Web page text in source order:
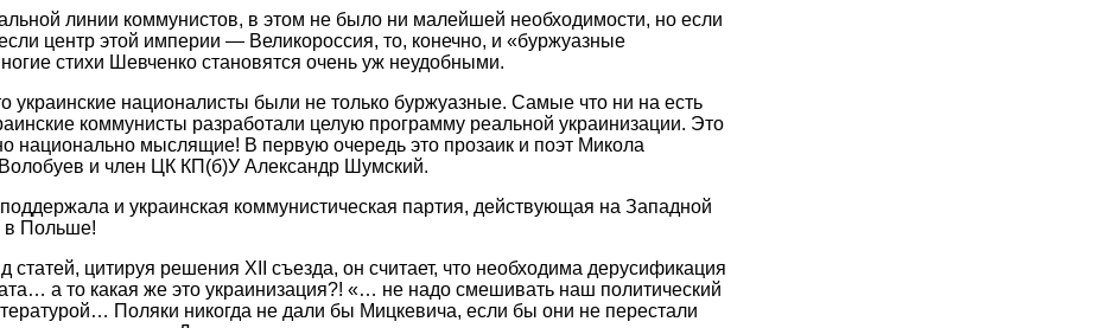
линии коммунистов, в этом не было ни малейшей необходимости, но если
центр этой империи — Великороссия, то, конечно, и «буржуазные
стихи Шевченко становятся очень уж неудобными.
украинские националисты были не только буржуазные. Самые что ни на есть
коммунисты разработали целую программу реальной украинизации. Это
национально мыслящие! В первую очередь это прозаик и поэт Микола
и член ЦК КП(б)У Александр Шумский.
и украинская коммунистическая партия, действующая на Западной
в Польше!
статей, цитируя решения ХII съезда, он считает, что необходима дерусификация
а то какая же это украинизация?! «… не надо смешивать наш политический
Поляки никогда не дали бы Мицкевича, если бы они не перестали